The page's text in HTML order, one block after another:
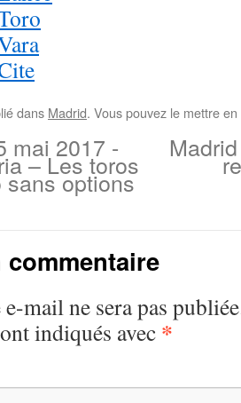
dans Madrid. Vous pouvez le mettre
mai 2017 -
– Les toros
options
mail ne sera pas
indiqués avec *